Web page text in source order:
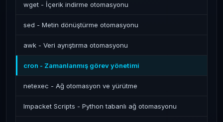
wget - İçerik indirme otomasyonu
sed - Metin dönüştürme otomasyonu
awk - Veri ayrıştırma otomasyonu
cron - Zamanlanmış görev yönetimi
netexec - Ağ otomasyon ve yürütme
Impacket Scripts - Python tabanlı ağ otomasyonu